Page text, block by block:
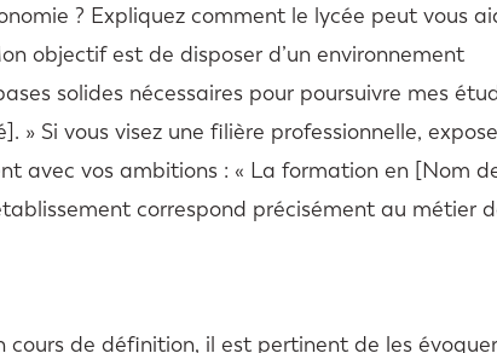
? Expliquez comment le lycée peut vous
objectif est de disposer d’un environnement
solides nécessaires pour poursuivre mes
» Si vous visez une filière professionnelle,
avec vos ambitions : « La formation en [Nom
correspond précisément au métier
cours de définition, il est pertinent de les